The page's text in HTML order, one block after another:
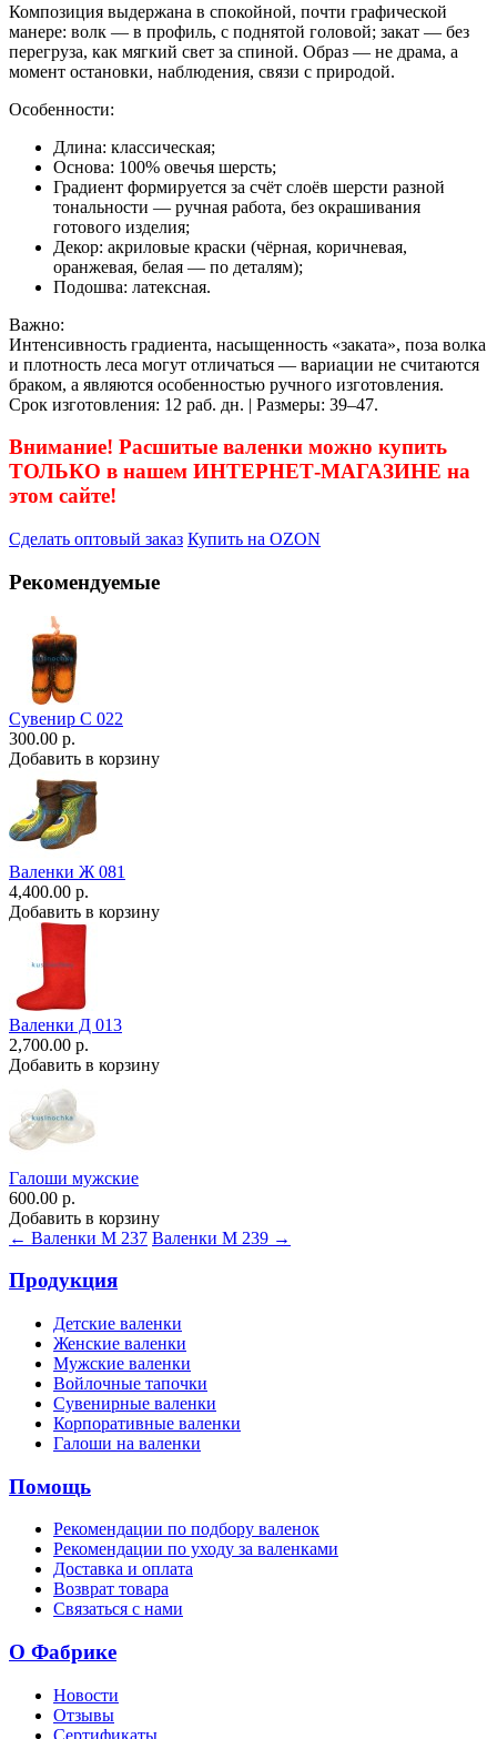
Композиция выдержана в спокойной, почти графической
манере: волк — в профиль, с поднятой головой; закат — без
перегруза, как мягкий свет за спиной. Образ — не драма, а
момент остановки, наблюдения, связи с природой.
Особенности:
Длина: классическая;
Основа: 100% овечья шерсть;
Градиент формируется за счёт слоёв шерсти разной
тональности — ручная работа, без окрашивания
готового изделия;
Декор: акриловые краски (чёрная, коричневая,
оранжевая, белая — по деталям);
Подошва: латексная.
Важно:
Интенсивность градиента, насыщенность «заката», поза волка
и плотность леса могут отличаться — вариации не считаются
браком, а являются особенностью ручного изготовления.
Срок изготовления: 12 раб. дн. | Размеры: 39–47.
Внимание! Расшитые валенки можно купить
ТОЛЬКО в нашем ИНТЕРНЕТ-МАГАЗИНЕ на
этом сайте!
Сделать оптовый заказ Купить на OZON
Рекомендуемые
Сувенир С 022
300.00 р.
Добавить в корзину
Валенки Ж 081
4,400.00 р.
Добавить в корзину
Валенки Д 013
2,700.00 р.
Добавить в корзину
Галоши мужские
600.00 р.
Добавить в корзину
← Валенки М 237 Валенки М 239 →
Продукция
Детские валенки
Женские валенки
Мужские валенки
Войлочные тапочки
Сувенирные валенки
Корпоративные валенки
Галоши на валенки
Помощь
Рекомендации по подбору валенок
Рекомендации по уходу за валенками
Доставка и оплата
Возврат товара
Связаться с нами
О Фабрике
Новости
Отзывы
Сертификаты